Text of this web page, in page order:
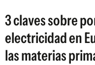
3 claves sobre
electricidad en
las materias